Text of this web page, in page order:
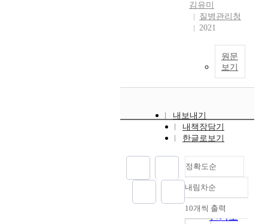
김유미
질병관리청
2021
원문
보기
내보내기
내책장담기
한글로보기
정확도순
정확도
순
인기도
내림차순
내림차순
10개씩 출력